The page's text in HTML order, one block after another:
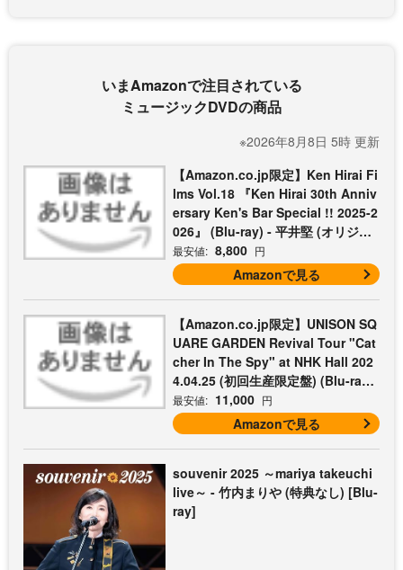
いまAmazonで注目されている
ミュージックDVDの商品
※2026年8月8日 5時 更新
【Amazon.co.jp限定】Ken Hirai Fi
lms Vol.18 『Ken Hirai 30th Anniv
ersary Ken's Bar Special !! 2025-2
026』 (Blu-ray) - 平井堅 (オリジナ
ルライブフォトシートセット3枚組
付)
最安値: 8,800 円
Amazonで見る
【Amazon.co.jp限定】UNISON SQ
UARE GARDEN Revival Tour "Cat
cher In The Spy" at NHK Hall 202
4.04.25 (初回生産限定盤) (Blu-ray)
- UNISON SQUARE GARDEN (コッ
トン巾着付)
最安値: 11,000 円
Amazonで見る
souvenir 2025 ～mariya takeuchi
live～ - 竹内まりや (特典なし) [Blu-
ray]